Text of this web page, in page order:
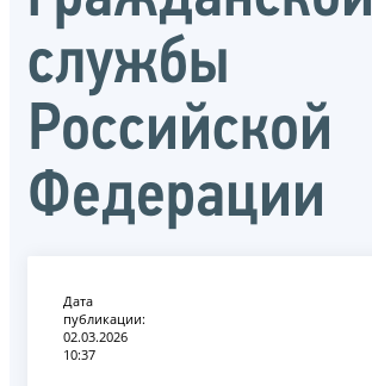
службы
Российской
Федерации
Дата
публикации:
02.03.2026
10:37